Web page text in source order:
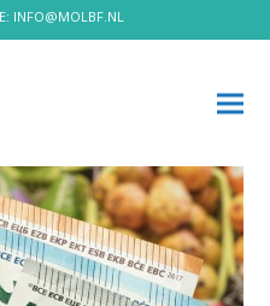
INFO@MOLBF.NL